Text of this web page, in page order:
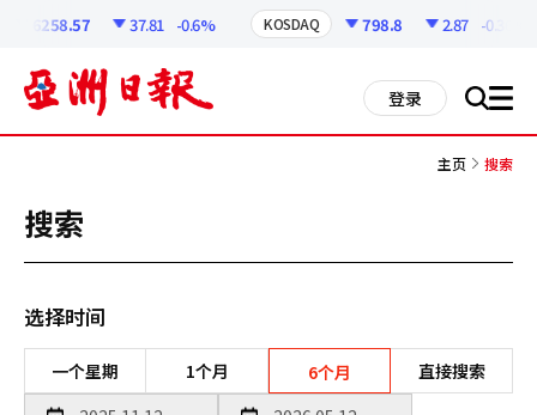
6258.57 37.81 -0.6% KOSDAQ 798.8 2.87 -0.36%
登录 搜 all
主页 搜索
搜索
选择时间
一个星期 1个月 6个月 直接搜索